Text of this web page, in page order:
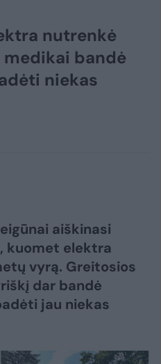
nutrenkė
bandė
niekas
aiškinasi
kuomet elektra
vyrą. Greitosios
dar bandė
jau niekas